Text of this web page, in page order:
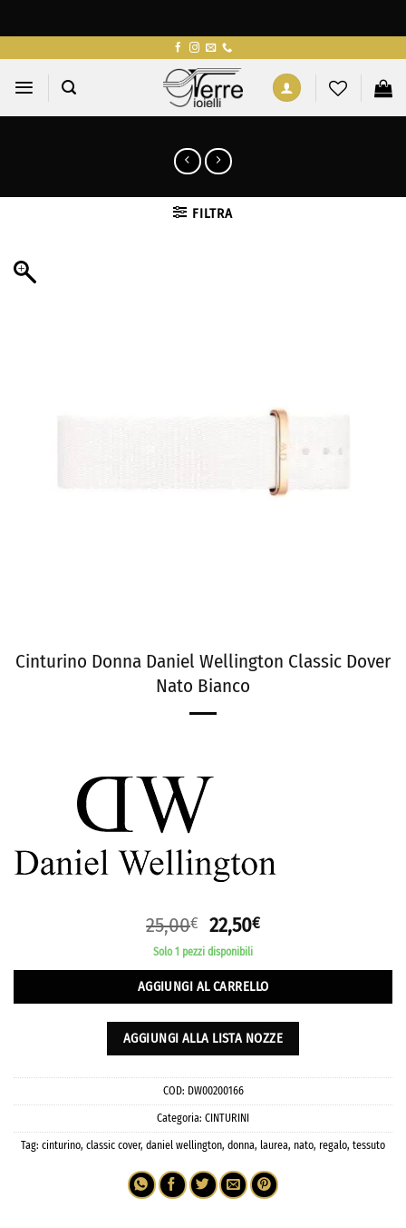
contenuti
FILTRA
Cinturino Donna Daniel Wellington Classic Dover
Nato Bianco
25,00€ 22,50€
Solo 1 pezzi disponibili
AGGIUNGI AL CARRELLO
AGGIUNGI ALLA LISTA NOZZE
COD: DW00200166
Categoria: CINTURINI
Tag: cinturino, classic cover, daniel wellington, donna, laurea, nato, regalo, tessuto